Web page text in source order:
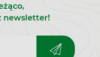
newsletter!